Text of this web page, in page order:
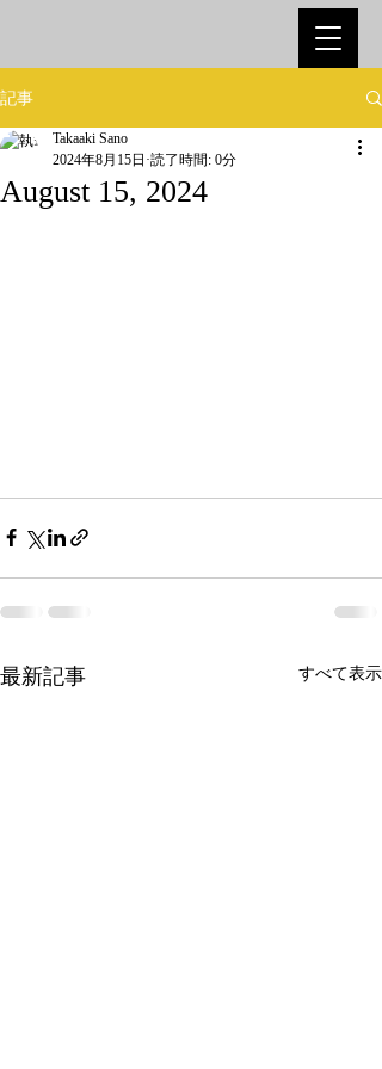
記事
August 15, 2024
Takaaki Sano
2024年8月15日 読了時間: 0分
最新記事 すべて表示